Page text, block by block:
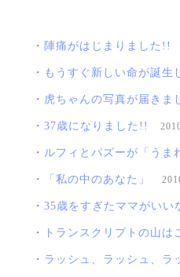
・ 陣痛がはじまりました!!
・ もうすぐ新しい命が誕生
・ 虎ちゃんの写真が届きま
・ 37歳になりました!!
・ ルフィとパズーが「うま
・ 「私の中のあなた」
・ 35歳をすぎたママがいい
・ トランスクリプトの山は
・ ラッシュ、ラッシュ、ラ